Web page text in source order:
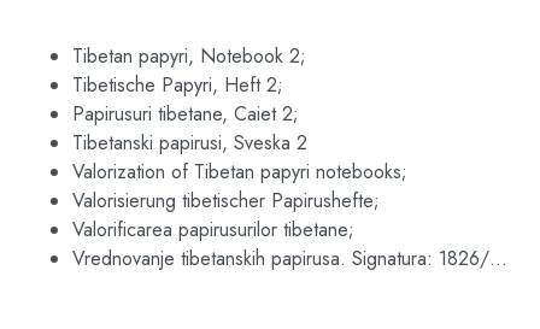
Tibetan papyri, Notebook 2;
Tibetische Papyri, Heft 2;
Papirusuri tibetane, Caiet 2;
Tibetanski papirusi, Sveska 2
Valorization of Tibetan papyri notebooks;
Valorisierung tibetischer Papirushefte;
Valorificarea papirusurilor tibetane;
Vrednovanje tibetanskih papirusa. Signatura: 1826/…